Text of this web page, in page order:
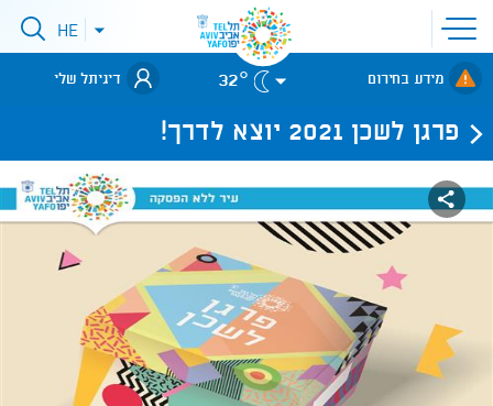
פתיחת
תפריט
אתר
לאתר עיריית
תל-אביב
פתיחתHE
מידע בחירום 32° דיגיתל שלי
פרגן לשכן 2021 יוצא לדרך!